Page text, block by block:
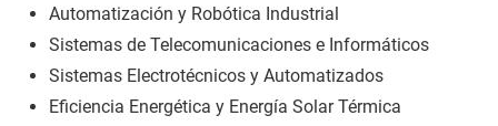
Automatización y Robótica Industrial
Sistemas de Telecomunicaciones e Informáticos
Sistemas Electrotécnicos y Automatizados
Eficiencia Energética y Energía Solar Térmica